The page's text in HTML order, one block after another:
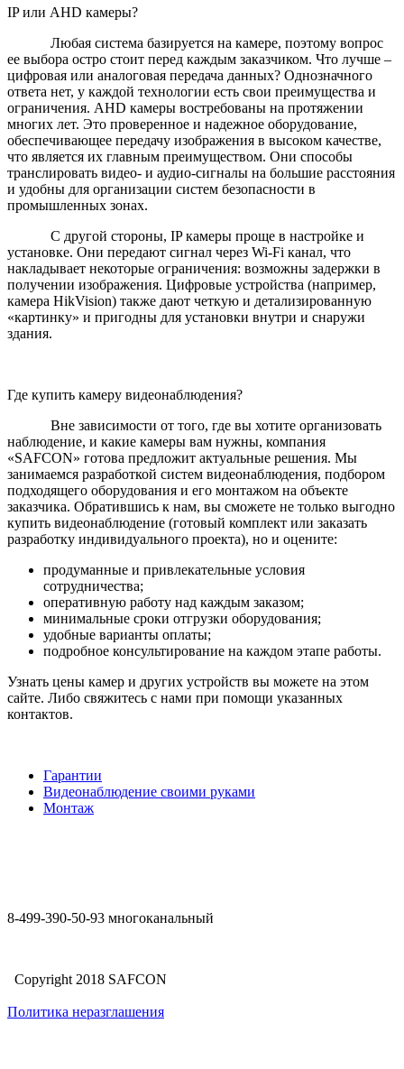
IP или AHD камеры?
Любая система базируется на камере, поэтому вопрос
ее выбора остро стоит перед каждым заказчиком. Что лучше –
цифровая или аналоговая передача данных? Однозначного
ответа нет, у каждой технологии есть свои преимущества и
ограничения. AHD камеры востребованы на протяжении
многих лет. Это проверенное и надежное оборудование,
обеспечивающее передачу изображения в высоком качестве,
что является их главным преимуществом. Они способы
транслировать видео- и аудио-сигналы на большие расстояния
и удобны для организации систем безопасности в
промышленных зонах.
С другой стороны, IP камеры проще в настройке и
установке. Они передают сигнал через Wi-Fi канал, что
накладывает некоторые ограничения: возможны задержки в
получении изображения. Цифровые устройства (например,
камера HikVision) также дают четкую и детализированную
«картинку» и пригодны для установки внутри и снаружи
здания.
Где купить камеру видеонаблюдения?
Вне зависимости от того, где вы хотите организовать
наблюдение, и какие камеры вам нужны, компания
«SAFCON» готова предложит актуальные решения. Мы
занимаемся разработкой систем видеонаблюдения, подбором
подходящего оборудования и его монтажом на объекте
заказчика. Обратившись к нам, вы сможете не только выгодно
купить видеонаблюдение (готовый комплект или заказать
разработку индивидуального проекта), но и оцените:
продуманные и привлекательные условия
сотрудничества;
оперативную работу над каждым заказом;
минимальные сроки отгрузки оборудования;
удобные варианты оплаты;
подробное консультирование на каждом этапе работы.
Узнать цены камер и других устройств вы можете на этом
сайте. Либо свяжитесь с нами при помощи указанных
контактов.
Гарантии
Видеонаблюдение своими руками
Монтаж
8-499-390-50-93 многоканальный
Copyright 2018 SAFCON
Политика неразглашения